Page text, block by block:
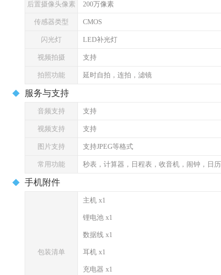
后置摄像头像素 200万像素
传感器类型 CMOS
闪光灯 LED补光灯
视频拍摄 支持
拍照功能 延时自拍，连拍，滤镜
服务与支持
音频支持 支持
视频支持 支持
图片支持 支持JPEG等格式
常用功能 秒表，计算器，日程表，收音机，闹钟，日
手机附件
包装清单
主机 x1
锂电池 x1
数据线 x1
耳机 x1
充电器 x1